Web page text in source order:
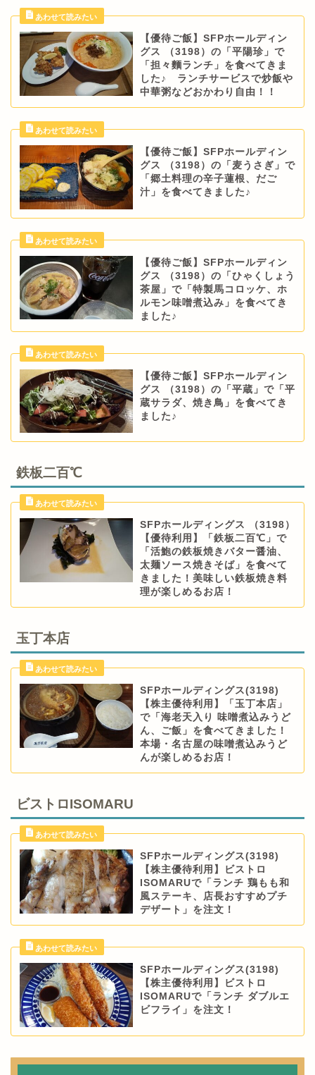
【優待ご飯】SFPホールディン
グス （3198）の「平陽珍」で
「担々麵ランチ」を食べてきま
した♪ ランチサービスで炒飯や
中華粥などおかわり自由！！
【優待ご飯】SFPホールディン
グス （3198）の「麦うさぎ」で
「郷土料理の辛子蓮根、だご
汁」を食べてきました♪
【優待ご飯】SFPホールディン
グス （3198）の「ひゃくしょう
茶屋」で「特製馬コロッケ、ホ
ルモン味噌煮込み」を食べてき
ました♪
【優待ご飯】SFPホールディン
グス （3198）の「平蔵」で「平
蔵サラダ、焼き鳥」を食べてき
ました♪
鉄板二百℃
SFPホールディングス （3198）
【優待利用】「鉄板二百℃」で
「活鮑の鉄板焼きバター醤油、
太麺ソース焼きそば」を食べて
きました！美味しい鉄板焼き料
理が楽しめるお店！
玉丁本店
SFPホールディングス(3198)
【株主優待利用】「玉丁本店」
で「海老天入り 味噌煮込みうど
ん、ご飯」を食べてきました！
本場・名古屋の味噌煮込みうど
んが楽しめるお店！
ビストロISOMARU
SFPホールディングス(3198)
【株主優待利用】ビストロ
ISOMARUで「ランチ 鶏もも和
風ステーキ、店長おすすめプチ
デザート」を注文！
SFPホールディングス(3198)
【株主優待利用】ビストロ
ISOMARUで「ランチ ダブルエ
ビフライ」を注文！